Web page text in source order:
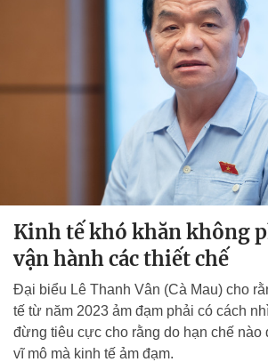
Kinh tế khó khăn không
vận hành các thiết chế
Đại biểu Lê Thanh Vân (Cà Mau) cho
tế từ năm 2023 ảm đạm phải có cách
đừng tiêu cực cho rằng do hạn chế nào
vĩ mô mà kinh tế ảm đạm.